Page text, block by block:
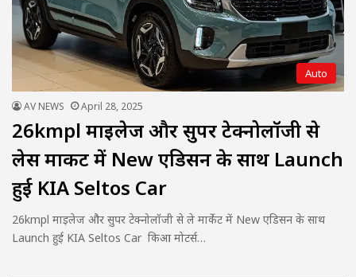
Auto
AV NEWS April 28, 2025
26kmpl माइलेज और सुपर टेक्नोलॉजी से
लेस मार्केट में New एडिसन के साथ Launch
हुई KIA Seltos Car
26kmpl माइलेज और सुपर टेक्नोलॉजी से ले मार्केट में New एडिसन के साथ
Launch हुई KIA Seltos Car किआ मोटर्स…